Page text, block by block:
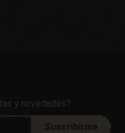
y novedades?
Suscribirme